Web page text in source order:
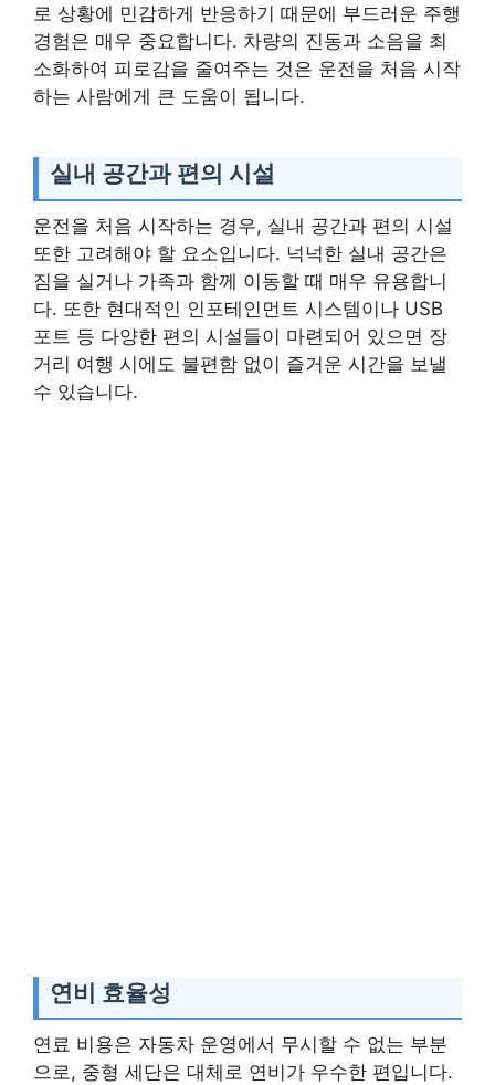
로 상황에 민감하게 반응하기 때문에 부드러운 주행
경험은 매우 중요합니다. 차량의 진동과 소음을 최
소화하여 피로감을 줄여주는 것은 운전을 처음 시작
하는 사람에게 큰 도움이 됩니다.
실내 공간과 편의 시설
운전을 처음 시작하는 경우, 실내 공간과 편의 시설
또한 고려해야 할 요소입니다. 넉넉한 실내 공간은
짐을 실거나 가족과 함께 이동할 때 매우 유용합니
다. 또한 현대적인 인포테인먼트 시스템이나 USB
포트 등 다양한 편의 시설들이 마련되어 있으면 장
거리 여행 시에도 불편함 없이 즐거운 시간을 보낼
수 있습니다.
연비 효율성
연료 비용은 자동차 운영에서 무시할 수 없는 부분
으로, 중형 세단은 대체로 연비가 우수한 편입니다.